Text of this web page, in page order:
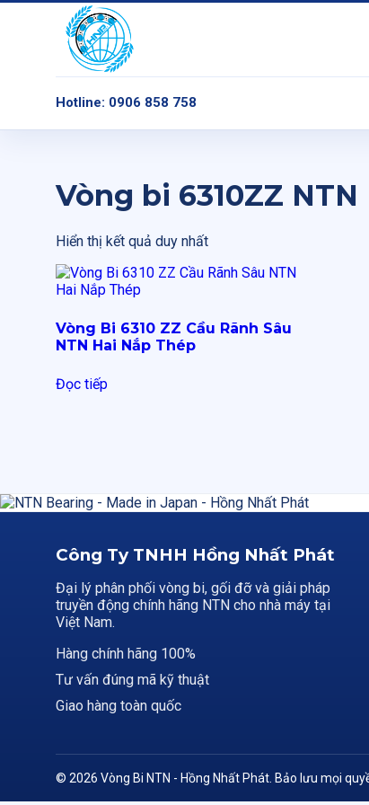
Hotline: 0906 858 758
Vòng bi 6310ZZ NTN
Hiển thị kết quả duy nhất
Vòng Bi 6310 ZZ Cầu Rãnh Sâu
NTN Hai Nắp Thép
Đọc tiếp
Công Ty TNHH Hồng Nhất Phát
Đại lý phân phối vòng bi, gối đỡ và giải pháp
truyền động chính hãng NTN cho nhà máy tại
Việt Nam.
Hàng chính hãng 100%
Tư vấn đúng mã kỹ thuật
Giao hàng toàn quốc
© 2026 Vòng Bi NTN - Hồng Nhất Phát. Bảo lưu mọi